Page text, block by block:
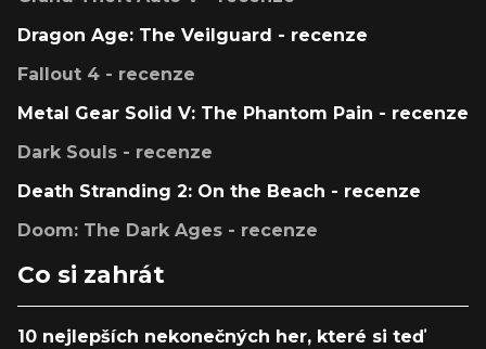
Dragon Age: The Veilguard - recenze
Fallout 4 - recenze
Metal Gear Solid V: The Phantom Pain - recenze
Dark Souls - recenze
Death Stranding 2: On the Beach - recenze
Doom: The Dark Ages - recenze
Co si zahrát
10 nejlepších nekonečných her, které si teď